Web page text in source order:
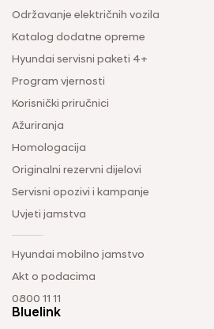
Održavanje električnih vozila
Katalog dodatne opreme
Hyundai servisni paketi 4+
Program vjernosti
Korisnički priručnici
Ažuriranja
Homologacija
Originalni rezervni dijelovi
Servisni opozivi i kampanje
Uvjeti jamstva
Hyundai mobilno jamstvo
Akt o podacima
0800 11 11
Bluelink